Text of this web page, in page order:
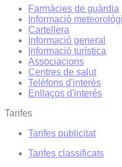
Farmàcies de guàrdia
Informació
Cartellera
Informació general
Informació turística
Associacions
Centres de salut
Telèfons d'interès
Enllaços d'interés
Tarifes
Tarifes publicitat
Tarifes classificats